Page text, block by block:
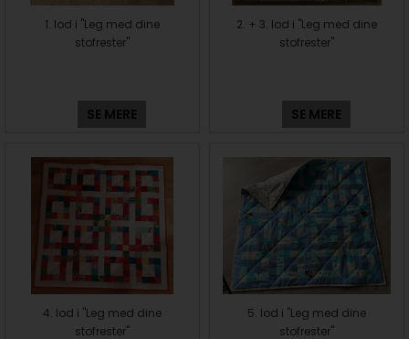
1. lod i "Leg med dine
stofrester"
SE MERE
2. + 3. lod i "Leg med dine
stofrester"
SE MERE
4. lod i "Leg med dine
stofrester"
5. lod i "Leg med dine
stofrester"